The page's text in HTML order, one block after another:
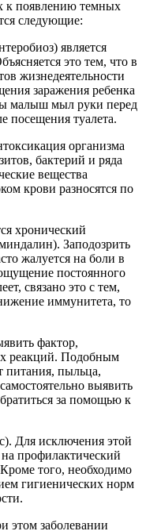
появлению темных
следующие:
является
это тем, что в
жизнедеятельности
заражения ребенка
малыш мыл руки перед
посещения туалета.
организма
бактерий и ряда
вещества
крови разносятся по
хронический
Заподозрить
жалуется на боли в
постоянного
связано это с тем,
иммунитета, то
фактор,
реакций. Подобным
питания, пыльца,
выявить
за помощью к
Для исключения этой
профилактический
того, необходимо
гигиенических норм
этом заболевании